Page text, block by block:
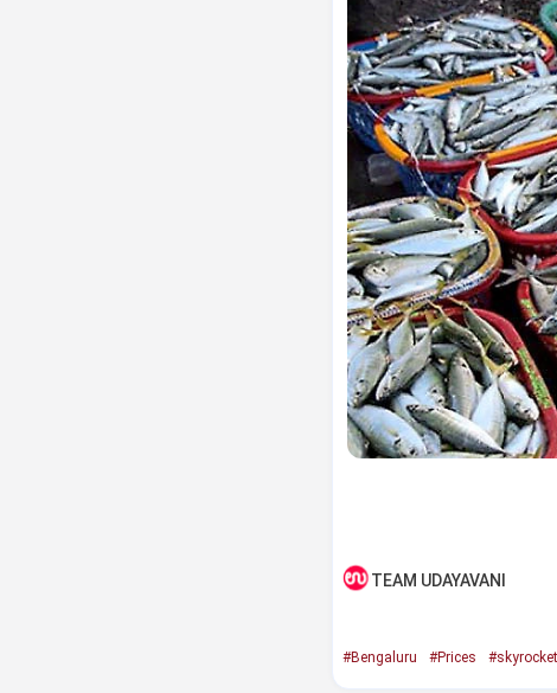
TEAM UDAYAVANI
#Bengaluru #Prices #skyrocket